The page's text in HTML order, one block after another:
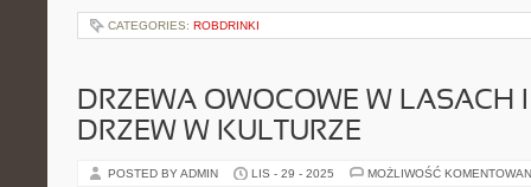
CATEGORIES: ROBDRINKI
DRZEWA OWOCOWE W LASACH
DRZEW W KULTURZE
POSTED BY ADMIN LIS - 29 - 2025 MOŻLIWOŚĆ